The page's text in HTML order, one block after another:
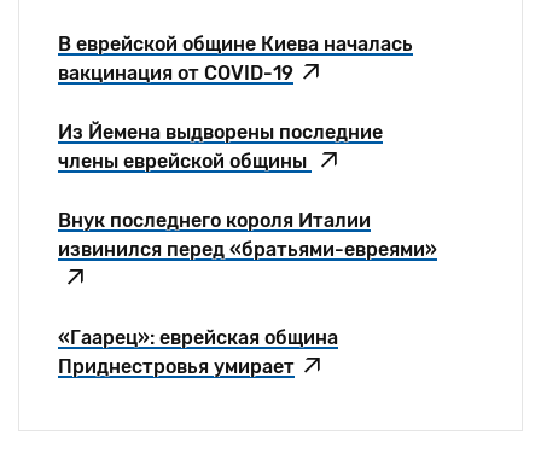
В еврейской общине Киева началась
вакцинация от COVID-19
Из Йемена выдворены последние
члены еврейской общины
Внук последнего короля Италии
извинился перед «братьями-евреями»
«Гаарец»: еврейская община
Приднестровья умирает